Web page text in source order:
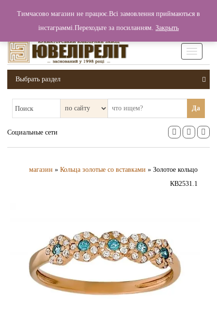
Вход / Регистрация 0 грн.
Выбрать раздел
Поиск Да
Социальные сети
магазин » Кольца золотые со вставками » Золотое кольцо
КВ2531.1
Тимчасово магазин не працює.Всі замовлення приймаються в
інстаграммі.Переходьте за посиланням. Закрыть